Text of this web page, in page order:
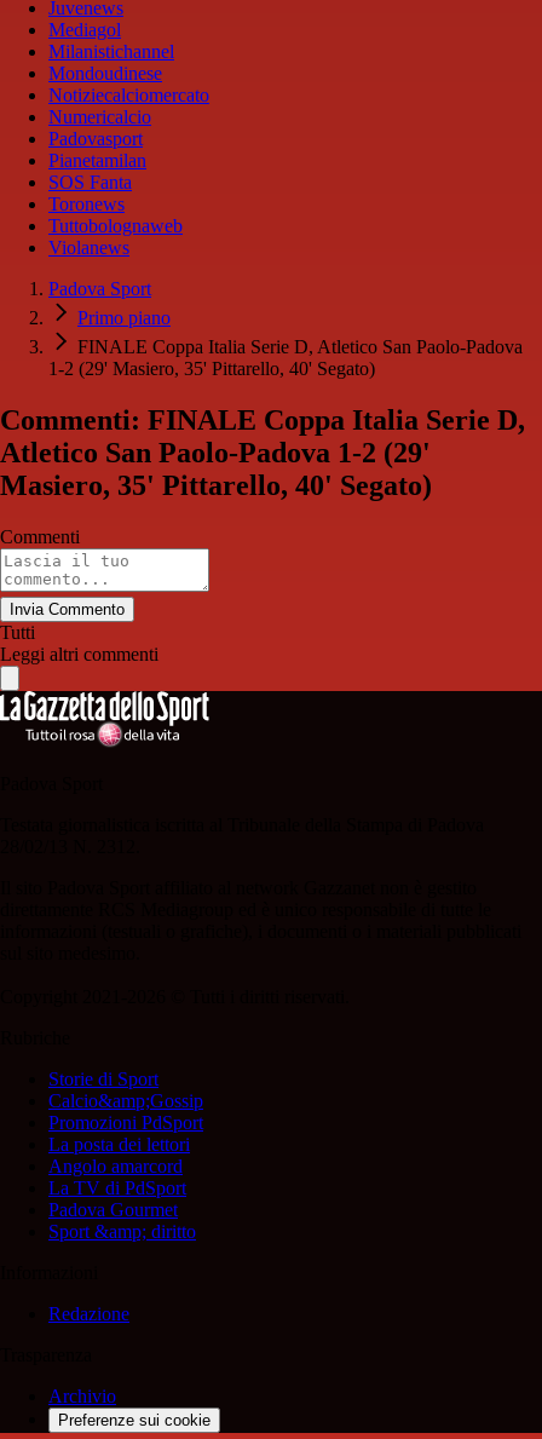
Juvenews
Mediagol
Milanistichannel
Mondoudinese
Notiziecalciomercato
Numericalcio
Padovasport
Pianetamilan
SOS Fanta
Toronews
Tuttobolognaweb
Violanews
Padova Sport
Primo piano
FINALE Coppa Italia Serie D, Atletico San Paolo-Padova
1-2 (29' Masiero, 35' Pittarello, 40' Segato)
Commenti: FINALE Coppa Italia Serie D,
Atletico San Paolo-Padova 1-2 (29'
Masiero, 35' Pittarello, 40' Segato)
Commenti
Invia Commento
Tutti
Leggi altri commenti
Storie di Sport
Calcio&amp;Gossip
Promozioni PdSport
La posta dei lettori
Angolo amarcord
La TV di PdSport
Padova Gourmet
Sport &amp; diritto
Redazione
Archivio
Preferenze sui cookie